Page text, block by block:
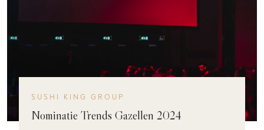
SUSHI KING GROUP
Nominatie Trends Gazellen 2024